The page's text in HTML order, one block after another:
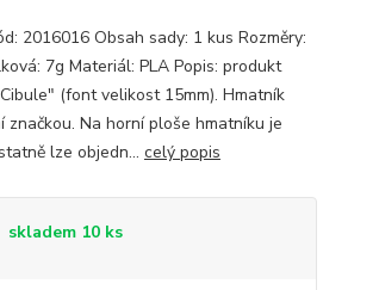
2016016 Obsah sady: 1 kus Rozměry:
7g Materiál: PLA Popis: produkt
(font velikost 15mm). Hmatník
Na horní ploše hmatníku je
lze objedn... celý popis
skladem 10 ks